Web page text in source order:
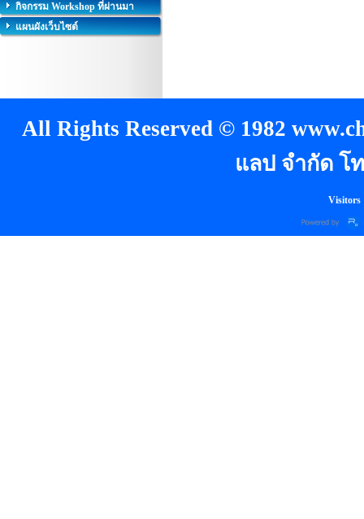
กิจกรรม Workshop ที่ผ่านมา
แผนผังเว็บไซต์
All Rights Reserved © 1982
แลป จำกัด โ
Visitors